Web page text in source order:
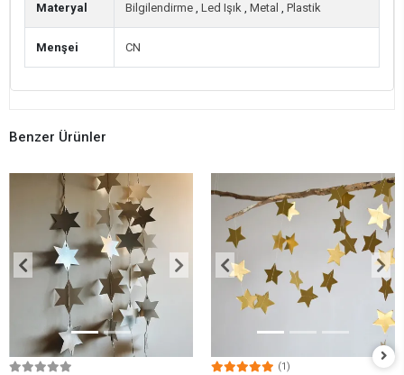
Materyal Bilgilendirme , Led Işık , Metal , Plastik
Menşei CN
Benzer Ürünler
(1)